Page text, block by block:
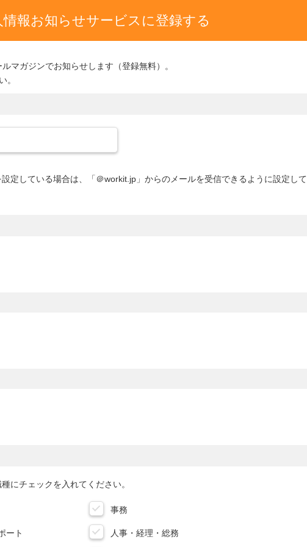
情報お知らせサービスに登録する
マガジンでお知らせします（登録無料）。
。
定している場合は、「＠workit.jp」からのメールを受信できるように設定して
事務
ート 人事・経理・総務